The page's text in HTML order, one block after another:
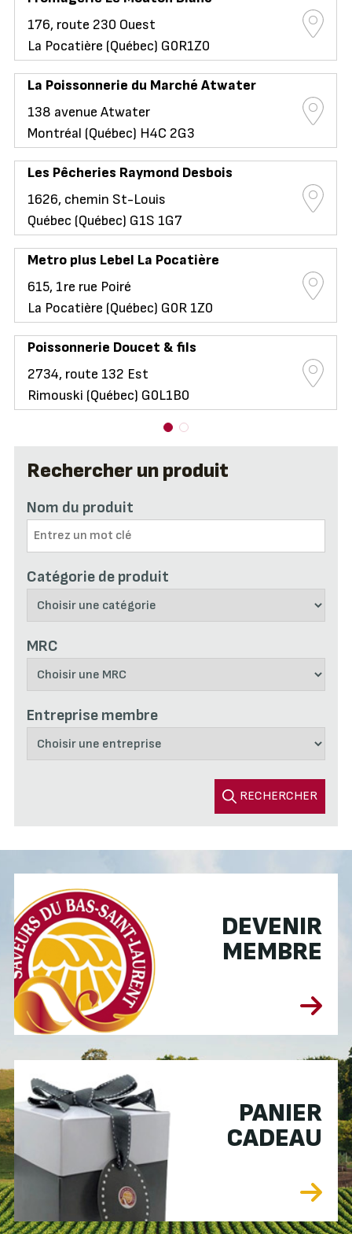
Rechercher un produit
Nom du produit
Catégorie de produit
MRC
Entreprise membre
RECHERCHER
176, route 230 Ouest
La Pocatière (Québec) G0R1Z0
La Poissonnerie du Marché Atwater
138 avenue Atwater
Montréal (Québec) H4C 2G3
Les Pêcheries Raymond Desbois
1626, chemin St-Louis
Québec (Québec) G1S 1G7
Metro plus Lebel La Pocatière
615, 1re rue Poiré
La Pocatière (Québec) G0R 1Z0
Poissonnerie Doucet & fils
2734, route 132 Est
Rimouski (Québec) G0L1B0
DEVENIR
MEMBRE
PANIER
CADEAU